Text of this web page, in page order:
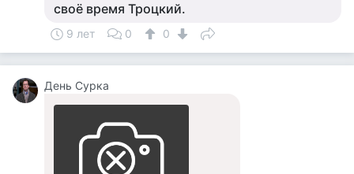
своё время Троцкий.
9 лет 0 0
День Сурка